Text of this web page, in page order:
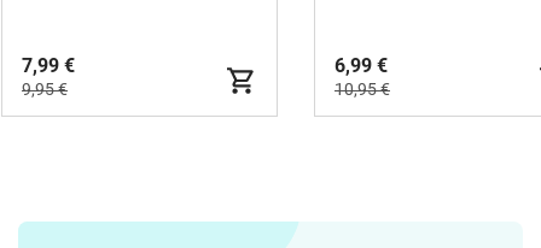
7,99 €
9,95 €
6,99 €
10,95 €